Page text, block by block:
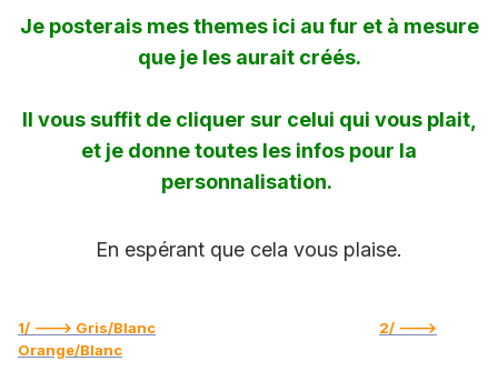
Je posterais mes themes ici au fur et à mesure
que je les aurait créés.
Il vous suffit de cliquer sur celui qui vous plait,
et je donne toutes les infos pour la
personnalisation.
En espérant que cela vous plaise.
1/ ---> Gris/Blanc
2/ --->
Orange/Blanc